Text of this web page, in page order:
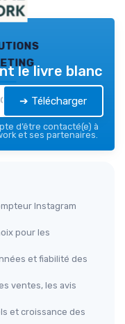
le livre blanc
➔ Télécharger
d’être contacté(e) à
et ses partenaires.
Instagram
pour les
et fiabilité des
ventes, les avis
et croissance des